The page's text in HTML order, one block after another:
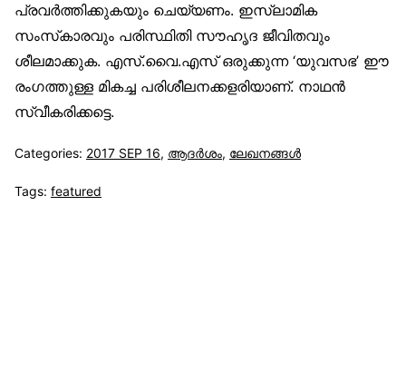
പ്രവർത്തിക്കുകയും ചെയ്യണം. ഇസ്‌ലാമിക
സംസ്‌കാരവും പരിസ്ഥിതി സൗഹൃദ ജീവിതവും
ശീലമാക്കുക. എസ്.വൈ.എസ് ഒരുക്കുന്ന ‘യുവസഭ’ ഈ
രംഗത്തുള്ള മികച്ച പരിശീലനക്കളരിയാണ്. നാഥൻ
സ്വീകരിക്കട്ടെ.
Categories: 2017 SEP 16, ആദര്‍ശം, ലേഖനങ്ങള്‍
Tags: featured